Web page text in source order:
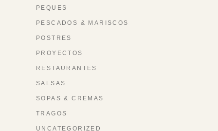
PEQUES
PESCADOS & MARISCOS
POSTRES
PROYECTOS
RESTAURANTES
SALSAS
SOPAS & CREMAS
TRAGOS
UNCATEGORIZED